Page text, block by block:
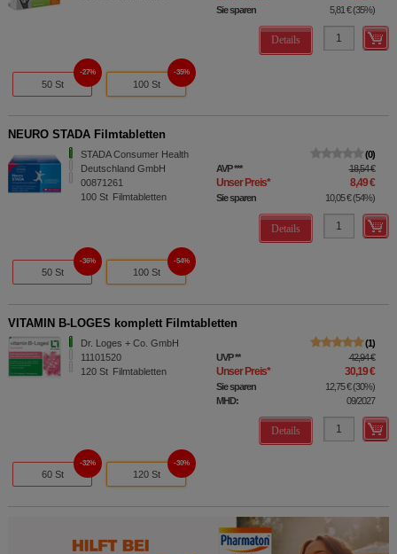
Sie sparen 5,81 €(35%)
Details
50 St
27%
100 St
35%
NEURO STADA Filmtabletten
STADA Consumer Health
Deutschland GmbH
00871261
100 St Filmtabletten
0
AVP*** 18,54 €
Unser Preis* 8,49 €
Sie sparen 10,05 €(54%)
Details
50 St
36%
100 St
54%
VITAMIN B-LOGES komplett Filmtabletten
Dr. Loges + Co. GmbH
11101520
120 St Filmtabletten
1
UVP** 42,94 €
Unser Preis* 30,19 €
Sie sparen 12,75 €(30%)
MHD:
09/2027
Details
60 St
32%
120 St
30%